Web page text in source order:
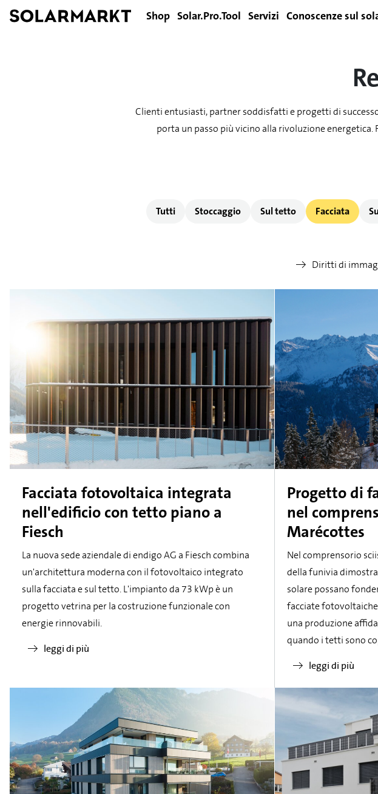
Shop Solar.Pro.Tool Servizi Conoscenze sul
Clienti entusiasti, partner soddisfatti e progetti di
porta un passo più vicino alla rivoluzione
Tutti Stoccaggio Sul tetto Facciata
Diritti di
Facciata fotovoltaica integrata
nell'edificio con tetto piano a
Fiesch
La nuova sede aziendale di endigo AG a Fiesch combina
un'architettura moderna con il fotovoltaico integrato
sulla facciata e sul tetto. L'impianto da 73 kWp è un
progetto vetrina per la costruzione funzionale con
energie rinnovabili.
leggi di più
Progetto di
nel
Marécottes
Nel comprensorio
della funivia
solare possano
facciate
una produzione
quando i tetti sono
potenziale offerto
alpine.
leggi di più